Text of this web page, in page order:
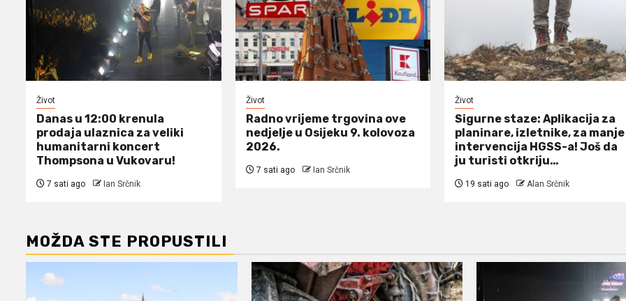
Život
Danas u 12:00 krenula
prodaja ulaznica za veliki
humanitarni koncert
Thompsona u Vukovaru!
7 sati ago Ian Srčnik
Život
Radno vrijeme trgovina ove
nedjelje u Osijeku 9. kolovoza
2026.
7 sati ago Ian Srčnik
Život
Sigurne staze: Aplikacija za
planinare, izletnike, za manje
intervencija HGSS-a! Još da
ju turisti otkriju…
19 sati ago Alan Srčnik
MOŽDA STE PROPUSTILI